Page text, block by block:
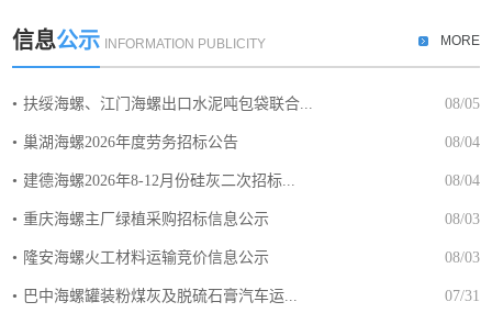
信息公示 INFORMATION PUBLICITY MORE
扶绥海螺、江门海螺出口水泥吨包袋联合... 08/05
巢湖海螺2026年度劳务招标公告 08/04
建德海螺2026年8-12月份硅灰二次招标... 08/04
重庆海螺主厂绿植采购招标信息公示 08/03
隆安海螺火工材料运输竞价信息公示 08/03
巴中海螺罐装粉煤灰及脱硫石膏汽车运... 07/31